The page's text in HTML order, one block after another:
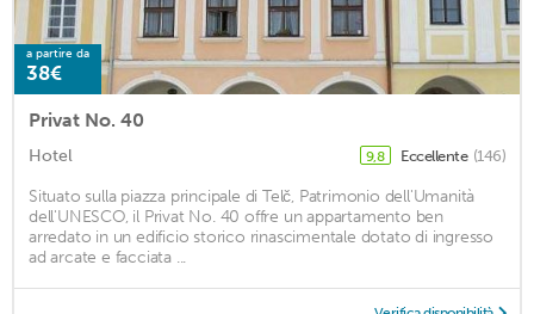
a partire da
38€
Privat No. 40
Hotel 9,8 Eccellente (146)
Situato sulla piazza principale di Telč, Patrimonio dell'Umanità
dell'UNESCO, il Privat No. 40 offre un appartamento ben
arredato in un edificio storico rinascimentale dotato di ingresso
ad arcate e facciata ...